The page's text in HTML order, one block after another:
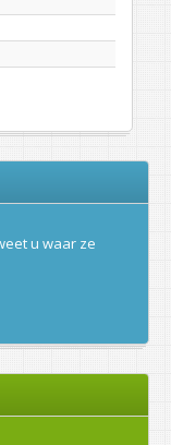
u waar ze